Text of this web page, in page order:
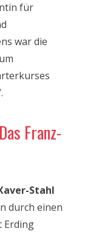
für
war die
Franz-
Stahl
durch einen
Erding